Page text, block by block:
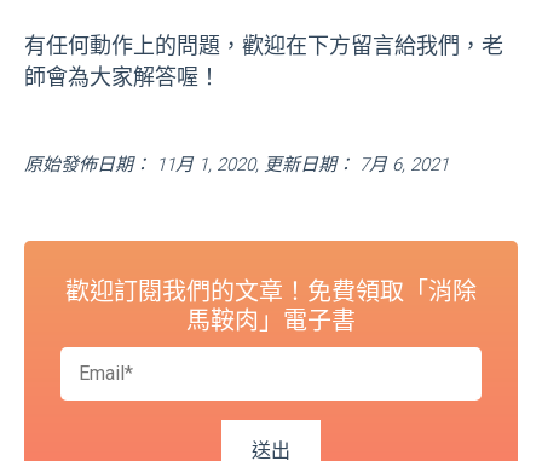
有任何動作上的問題，歡迎在下方留言給我們，老
師會為大家解答喔！
原始發佈日期： 11月 1, 2020, 更新日期： 7月 6, 2021
歡迎訂閱我們的文章！免費領取「消除
馬鞍肉」電子書